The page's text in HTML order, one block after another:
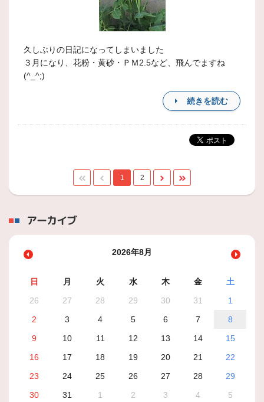
久しぶりの日記になってしまいました
３月になり、花粉・黄砂・ＰＭ2.5など、飛んでますね
(^_^;)
続きを読む
1 2
アーカイブ
2026年8月
日 月 火 水 木 金
土
26
27 28 29 30 31
1
2
3 4 5 6 7
8
9
10 11 12 13 14
15
16
17 18 19 20 21
22
23
24 25 26 27 28
29
30
31 1 2 3 4 5